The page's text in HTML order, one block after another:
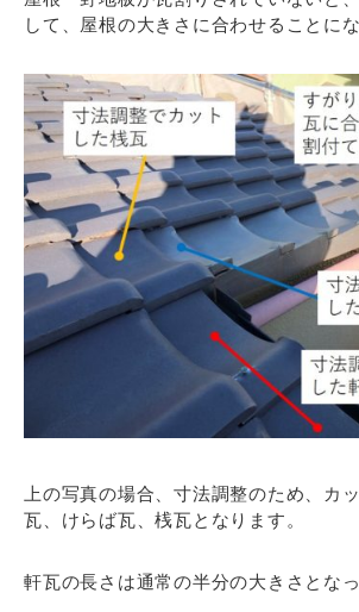
して、屋根の大きさに合わせることにな
上の写真の場合、寸法調整のため、カ
瓦、けらば瓦、桟瓦となります。
軒瓦の長さは通常の半分の大きさとなっ